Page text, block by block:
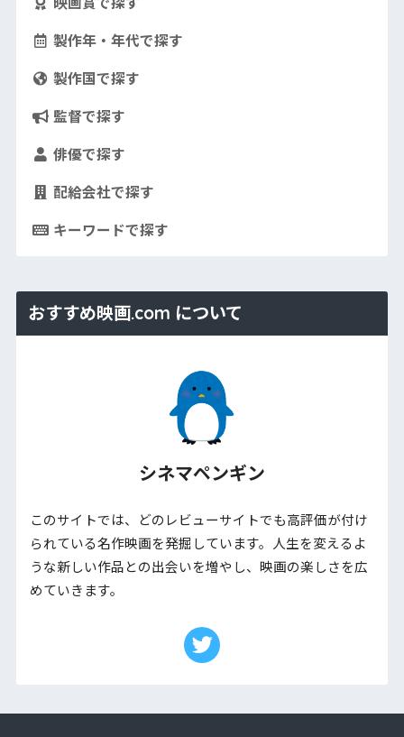
製作年・年代で探す
製作国で探す
監督で探す
俳優で探す
配給会社で探す
キーワードで探す
おすすめ映画.com について
シネマペンギン
このサイトでは、どのレビューサイトでも高評価が付け
られている名作映画を発掘しています。人生を変えるよ
うな新しい作品との出会いを増やし、映画の楽しさを広
めていきます。